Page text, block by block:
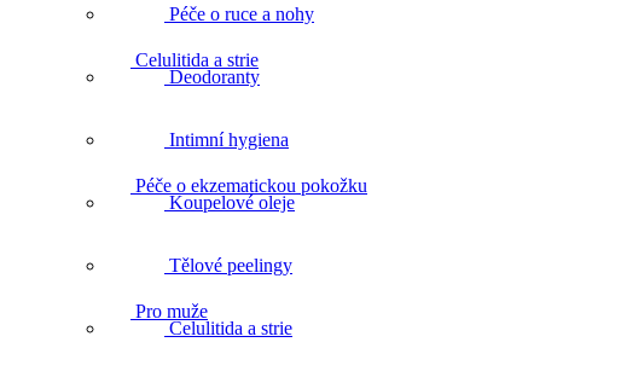
Celulitida a strie
Péče o ekzematickou pokožku
Pro muže
Péče o ruce a nohy
Deodoranty
Intimní hygiena
Koupelové oleje
Tělové peelingy
Celulitida a strie